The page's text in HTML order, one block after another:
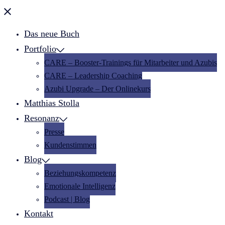
Menü
Das neue Buch
Portfolio
CARE – Booster-Trainings für Mitarbeiter und Azubis
CARE – Leadership Coaching
Azubi Upgrade – Der Onlinekurs
Matthias Stolla
Resonanz
Presse
Kundenstimmen
Blog
Beziehungskompetenz
Emotionale Intelligenz
Podcast | Blog
Kontakt